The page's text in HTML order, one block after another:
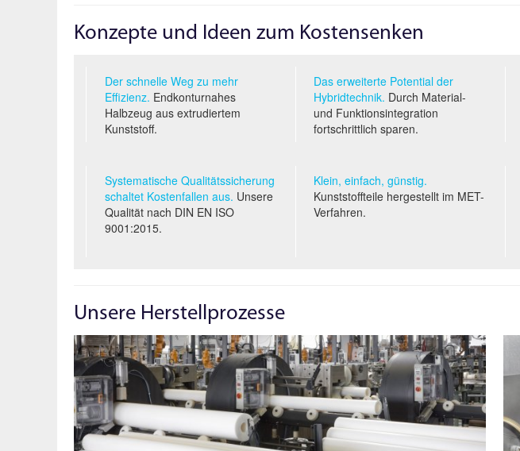
Konzepte und Ideen zum Kostensenken
Der schnelle Weg zu mehr
Effizienz. Endkonturnahes
Halbzeug aus extrudiertem
Kunststoff.
Das erweiterte Potential der
Hybridtechnik. Durch Material-
und Funktionsintegration
fortschrittlich sparen.
Systematische Qualitäts­sicherung
schaltet Kostenfallen aus. Unsere
Qualität nach DIN EN ISO
9001:2015.
Klein, einfach, günstig.
Kunststoffteile hergestellt im MET-
Verfahren.
Unsere Herstellprozesse